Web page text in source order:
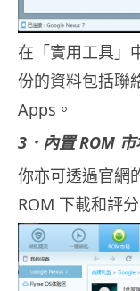
在「實用工具」
份的資料包括聯
Apps。
3．內置 ROM 市
你亦可透過官網
ROM 下載和評